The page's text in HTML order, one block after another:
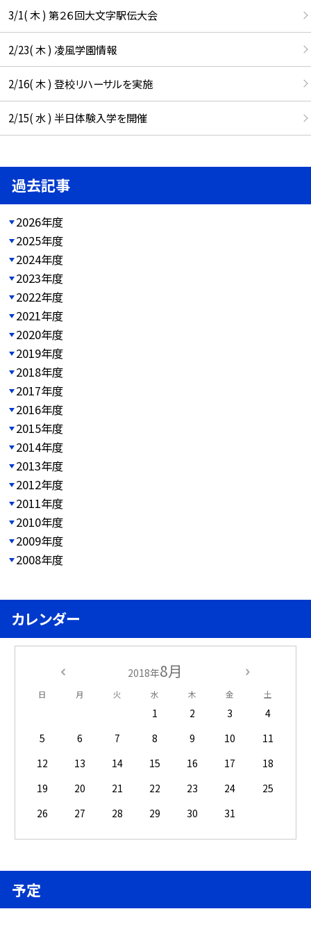
3/1( 木 ) 第２６回大文字駅伝大会
2/23( 木 ) 凌風学園情報
2/16( 木 ) 登校リハーサルを実施
2/15( 水 ) 半日体験入学を開催
過去記事
2026年度
2025年度
2024年度
2023年度
2022年度
2021年度
2020年度
2019年度
2018年度
2017年度
2016年度
2015年度
2014年度
2013年度
2012年度
2011年度
2010年度
2009年度
2008年度
カレンダー
2018年8月
日 月 火 水 木 金 土
1 2 3
4
5
6 7 8 9 10
11
12
13 14 15 16 17
18
19
20 21 22 23 24
25
26
27 28 29 30 31
予定